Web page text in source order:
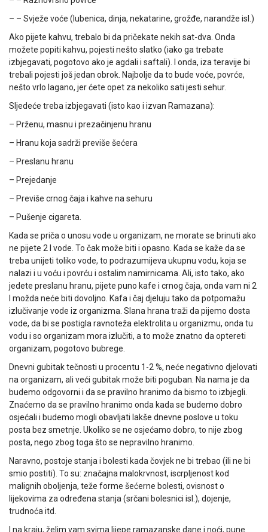
– – Svježe voće (lubenica, dinja, nekatarine, grožđe, narandže isl.)
Ako pijete kahvu, trebalo bi da pričekate nekih sat-dva. Onda
možete popiti kahvu, pojesti nešto slatko (iako ga trebate
izbjegavati, pogotovo ako je agdali i saftali). I onda, iza teravije bi
trebali pojesti još jedan obrok. Najbolje da to bude voće, povrće,
nešto vrlo lagano, jer ćete opet za nekoliko sati jesti sehur.
Sljedeće treba izbjegavati (isto kao i izvan Ramazana):
– Prženu, masnu i prezačinjenu hranu
– Hranu koja sadrži previše šećera
– Preslanu hranu
– Prejedanje
– Previše crnog čaja i kahve na sehuru
– Pušenje cigareta.
Kada se priča o unosu vode u organizam, ne morate se brinuti ako
ne pijete 2 l vode. To čak može biti i opasno. Kada se kaže da se
treba unijeti toliko vode, to podrazumijeva ukupnu vodu, koja se
nalazi i u voću i povrću i ostalim namirnicama. Ali, isto tako, ako
jedete preslanu hranu, pijete puno kafe i crnog čaja, onda vam ni 2
l možda neće biti dovoljno. Kafa i čaj djeluju tako da potpomažu
izlučivanje vode iz organizma. Slana hrana traži da pijemo dosta
vode, da bi se postigla ravnoteža elektrolita u organizmu, onda tu
vodu i so organizam mora izlučiti, a to može znatno da optereti
organizam, pogotovo bubrege.
Dnevni gubitak tečnosti u procentu 1-2 %, neće negativno djelovati
na organizam, ali veći gubitak može biti poguban. Na nama je da
budemo odgovorni i da se pravilno hranimo da bismo to izbjegli.
Znaćemo da se pravilno hranimo onda kada se budemo dobro
osjećali i budemo mogli obavljati lakše dnevne poslove u toku
posta bez smetnje. Ukoliko se ne osjećamo dobro, to nije zbog
posta, nego zbog toga što se nepravilno hranimo.
Naravno, postoje stanja i bolesti kada čovjek ne bi trebao (ili ne bi
smio postiti). To su: značajna malokrvnost, iscrpljenost kod
malignih oboljenja, teže forme šećerne bolesti, ovisnost o
lijekovima za određena stanja (srčani bolesnici isl.), dojenje,
trudnoća itd.
I na kraju, želim vam svima lijepe ramazanske dane i noći, pune